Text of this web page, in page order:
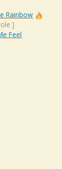
Rainbow
]
Feel